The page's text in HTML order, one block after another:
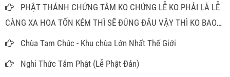
PHẬT THÁNH CHỨNG TÂM KO CHỨNG LỄ KO PHẢI LÀ LỄ
CÀNG XA HOA TỐN KÉM THÌ SẼ ĐÚNG ĐÂU VẬY THÌ KO BAO
GIỜ PHẢI MÂM CAO CỖ ĐẦY ĐỂ LÀM GÌ
Chùa Tam Chúc - Khu chùa Lớn Nhất Thế Giới
Nghi Thức Tắm Phật (Lễ Phật Đản)